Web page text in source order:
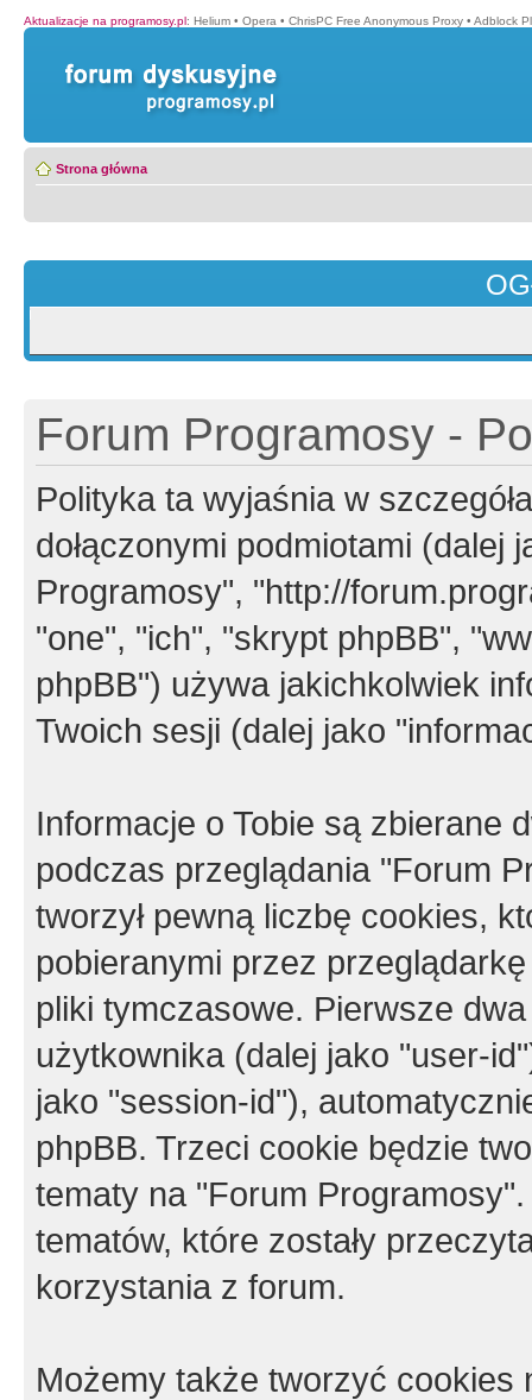
Aktualizacje na programosy.pl: Helium • Opera • ChrisPC Free Anonymous Proxy • Adblock
Strona główna
Forum Programosy -
Polityka ta wyjaśnia w
dołączonymi podmiotami (dalej
Programosy", "http://
"one", "ich", "skrypt phpBB",
phpBB") używa jakichkolwiek
Twoich sesji (dalej jako
Informacje o Tobie są zbierane
podczas przeglądania "Forum
tworzył pewną liczbę cookies,
pobieranymi przez
pliki tymczasowe. Pierwsze
użytkownika (dalej jako "user-
jako "session-id"),
phpBB. Trzeci cookie będzie
tematy na "Forum
tematów, które zostały
korzystania z forum.
Możemy także tworzyć cookies